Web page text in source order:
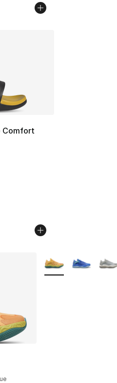
Comfort
prix est passé de $55.00 à
Plus de couleurs